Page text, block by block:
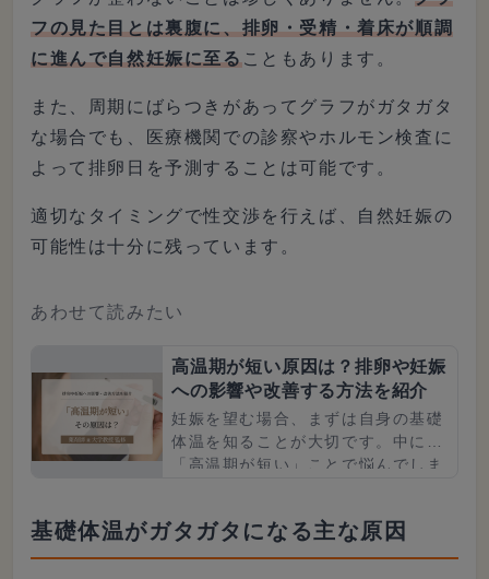
フの見た目とは裏腹に、排卵・受精・着床が順調
に進んで自然妊娠に至ることもあります。
また、周期にばらつきがあってグラフがガタガタ
な場合でも、医療機関での診察やホルモン検査に
よって排卵日を予測することは可能です。
適切なタイミングで性交渉を行えば、自然妊娠の
可能性は十分に残っています。
あわせて読みたい
高温期が短い原因は？排卵や妊娠
への影響や改善する方法を紹介
妊娠を望む場合、まずは自身の基礎
体温を知ることが大切です。中には
「高温期が短い」ことで悩んでしま
高...
基礎体温がガタガタになる主な原因